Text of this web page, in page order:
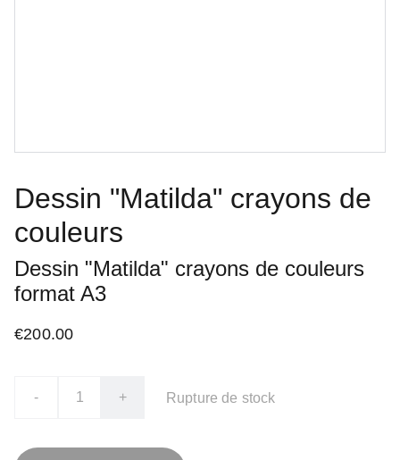
Dessin "Matilda" crayons de
couleurs
Dessin "Matilda" crayons de couleurs
format A3
€200.00
- + Rupture de stock